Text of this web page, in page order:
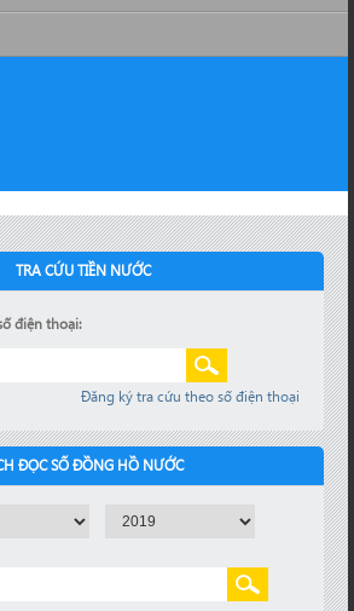
TRA CỨU TIỀN NƯỚC
điện thoại:
Đăng ký tra cứu theo số điện thoại
ĐỌC SỐ ĐỒNG HỒ NƯỚC